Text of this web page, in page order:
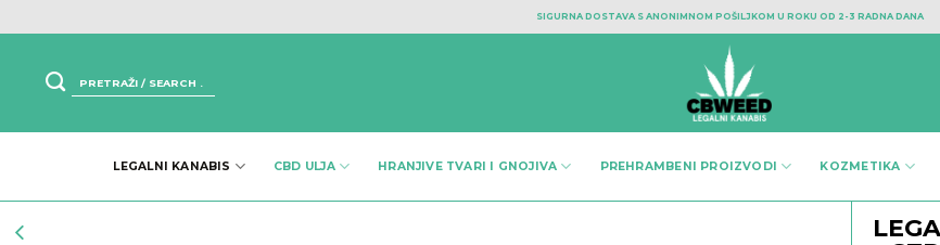
SIGURNA DOSTAVA S ANONIMNOM POŠILJKOM U ROKU OD 2-3 RADNA DANA
LEGALNI KANABIS CBD ULJA HRANJIVE TVARI I GNOJIVA PREHRAMBENI PROIZVODI KOZMETIKA